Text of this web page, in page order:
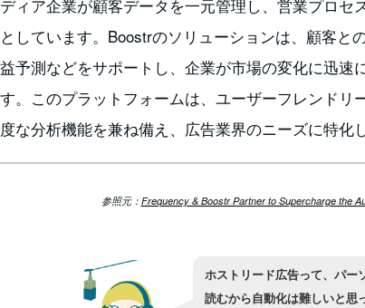
ィア企業が顧客データを一元管理し、営業プロセ
しています。Boostrのソリューションは、顧客と
予測などをサポートし、企業が市場の変化に迅速
。このプラットフォームは、ユーザーフレンドリ
な分析機能を兼ね備え、広告業界のニーズに特化
参照元： Frequency & Boostr Partner to Supercharge the
ホストリード広告って、パー
読むから自動化は難しいと思